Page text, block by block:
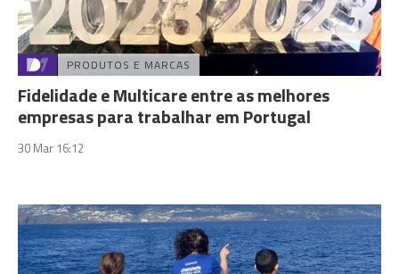
PRODUTOS E MARCAS
Fidelidade e Multicare entre as melhores
empresas para trabalhar em Portugal
30 Mar 16:12